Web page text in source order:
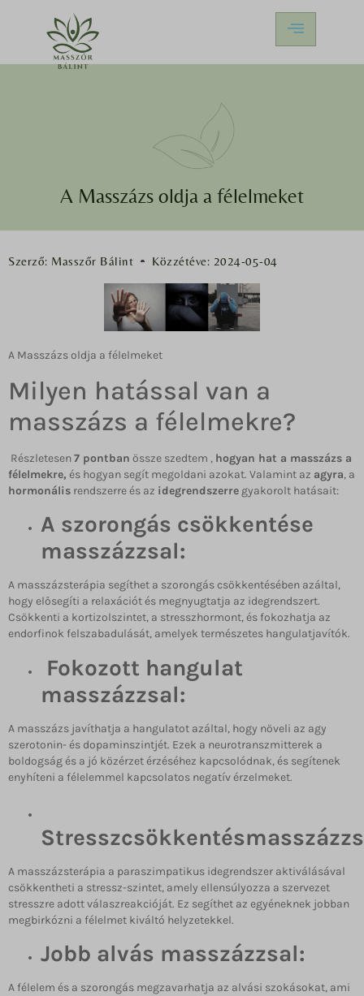
A Masszázs oldja a félelmeket
Szerző: Masszőr Bálint Közzétéve: 2024-05-04
A Masszázs oldja a félelmeket
Milyen hatással van a
masszázs a félelmekre?
Részletesen7 pontban össze szedtem , hogyan hat a masszázs a
félelmekre, és hogyan segít megoldani azokat. Valamint az agyra, a
hormonális rendszerre és az idegrendszerre gyakorolt hatásait:
A szorongás csökkentése
masszázzsal:
A masszázsterápia segíthet a szorongás csökkentésében azáltal,
hogy elősegíti a relaxációt és megnyugtatja az idegrendszert.
Csökkenti a kortizolszintet, a stresszhormont, és fokozhatja az
endorfinok felszabadulását, amelyek természetes hangulatjavítók.
Fokozott hangulat
masszázzsal:
A masszázs javíthatja a hangulatot azáltal, hogy növeli az agy
szerotonin- és dopaminszintjét. Ezek a neurotranszmitterek a
boldogság és a jó közérzet érzéséhez kapcsolódnak, és segítenek
enyhíteni a félelemmel kapcsolatos negatív érzelmeket.
A masszázsterápia a paraszimpatikus idegrendszer aktiválásával
csökkentheti a stressz-szintet, amely ellensúlyozza a szervezet
stresszre adott válaszreakcióját. Ez segíthet az egyéneknek jobban
megbirkózni a félelmet kiváltó helyzetekkel.
Jobb alvás masszázzsal:
A félelem és a szorongás megzavarhatja az alvási szokásokat, ami